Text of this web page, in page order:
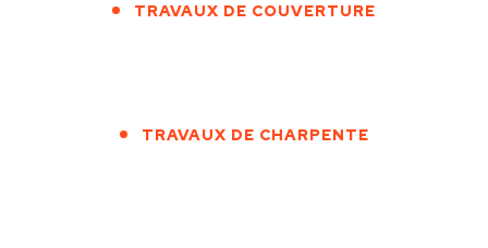
TRAVAUX DE COUVERTURE
TRAVAUX DE CHARPENTE